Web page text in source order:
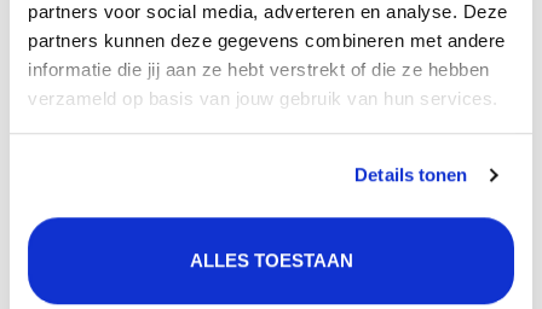
partners voor social media, adverteren en analyse. Deze
partners kunnen deze gegevens combineren met andere
informatie die jij aan ze hebt verstrekt of die ze hebben
verzameld op basis van jouw gebruik van hun services.
Details tonen
ALLES TOESTAAN
De Lanesto Destra 023 inleg spoelbak wordt geleverd
exclusief sifon.
Daarnaast zijn er bijpassende accessoires zoals
De spoelbak is in de kleur RVS en is ook gemaakt van
het materiaal RVS. RVS is een sterk materiaal wat ook
nog hittebestendig is en tegen verschillende bijtende